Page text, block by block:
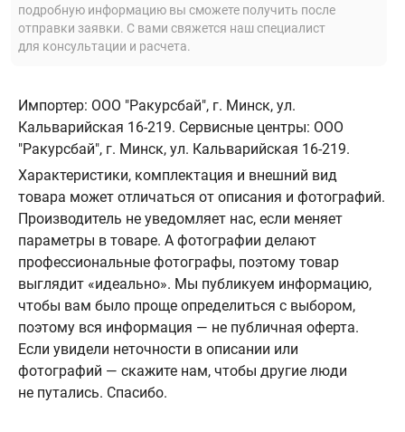
подробную информацию вы сможете получить после
отправки заявки. С вами свяжется наш специалист
для консультации и расчета.
Импортер: ООО "Ракурсбай", г. Минск, ул.
Кальварийская 16-219. Сервисные центры: ООО
"Ракурсбай", г. Минск, ул. Кальварийская 16-219.
Характеристики, комплектация и внешний вид
товара может отличаться от описания и фотографий.
Производитель не уведомляет нас, если меняет
параметры в товаре. А фотографии делают
профессиональные фотографы, поэтому товар
выглядит «идеально». Мы публикуем информацию,
чтобы вам было проще определиться с выбором,
поэтому вся информация — не публичная оферта.
Если увидели неточности в описании или
фотографий — скажите нам, чтобы другие люди
не путались. Спасибо.